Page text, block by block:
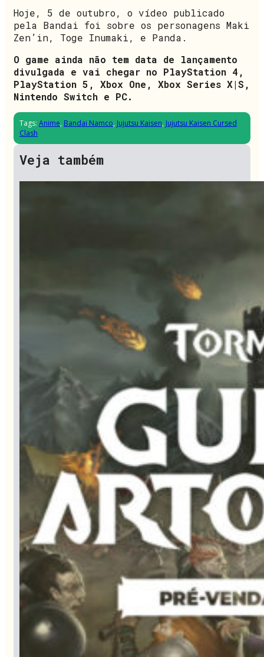
Hoje, 5 de outubro, o vídeo publicado
pela Bandai foi sobre os personagens Maki
Zen’in, Toge Inumaki, e Panda.
O game ainda não tem data de lançamento
divulgada e vai chegar no PlayStation 4,
PlayStation 5, Xbox One, Xbox Series X|S,
Nintendo Switch e PC.
Tags: Anime, Bandai Namco, Jujutsu Kaisen, Jujutsu Kaisen Cursed
Clash
Veja também